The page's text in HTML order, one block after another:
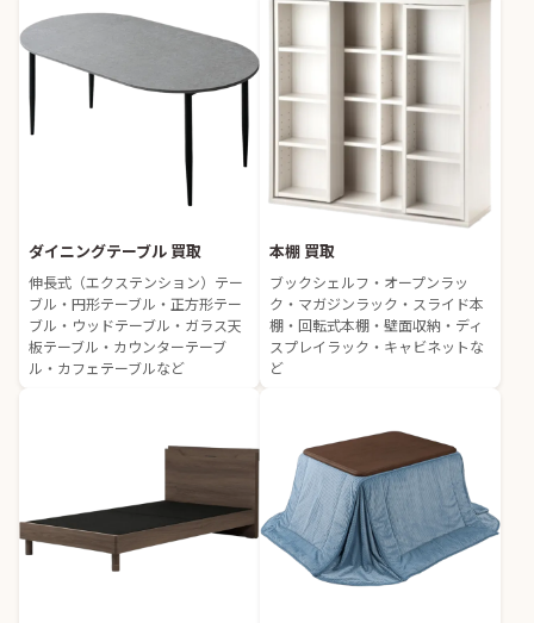
ダイニングテーブル 買取
伸長式（エクステンション）テー
ブル・円形テーブル・正方形テー
ブル・ウッドテーブル・ガラス天
板テーブル・カウンターテーブ
ル・カフェテーブルなど
本棚 買取
ブックシェルフ・オープンラッ
ク・マガジンラック・スライド本
棚・回転式本棚・壁面収納・ディ
スプレイラック・キャビネットな
ど